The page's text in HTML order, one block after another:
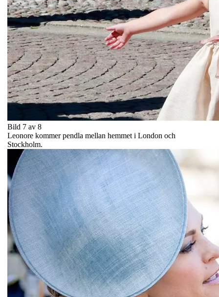
Bild 7 av 8
Leonore kommer pendla mellan hemmet i London och
Stockholm.